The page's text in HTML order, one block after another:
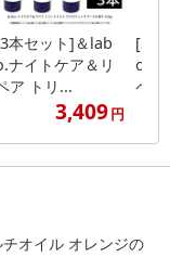
本セット]＆lab
ナイトケア＆リ
ア トリ...
3,409円
[3本
o.ナ
ペア
オイル オレンジの